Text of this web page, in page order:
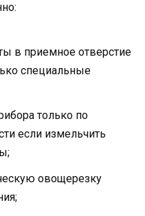
в приемное отверстие
специальные
только по
если измельчить
овощерезку